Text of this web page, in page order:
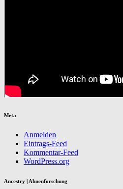
Meta
Anmelden
Eintrags-Feed
Kommentar-Feed
WordPress.org
Ancestry | Ahnenforschung